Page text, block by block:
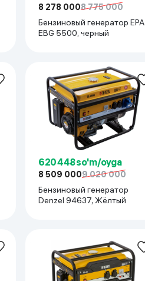
8 278 0008 775 000
Бензиновый генератор EPA
EBG 5500, черный
620 448 so'm/oyga
8 509 0009 020 000
Бензиновый генератор
Denzel 94637, Жёлтый